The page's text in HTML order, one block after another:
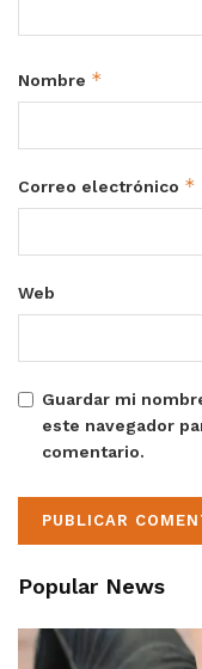
Nombre *
Correo electrónico *
Web
Guardar mi
este navegador
comentario.
Popular News